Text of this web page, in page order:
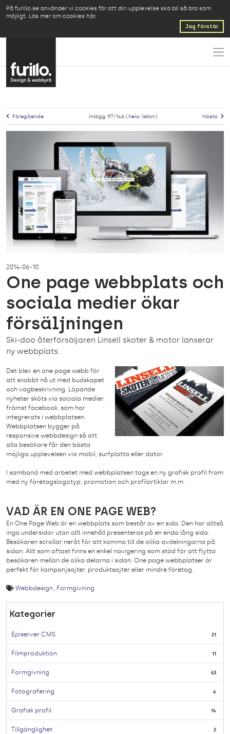
På furillo.se använder vi cookies för att din upplevelse ska bli så bra som
möjligt. Läs mer om cookies här.
Jag förstår
Föregående Inlägg 97/146 (hela listan) Nästa
2014-06-10
One page webbplats och
sociala medier ökar
försäljningen
Ski-doo återförsäljaren Linsell skoter & motor lanserar
ny webbplats.
Det blev en one page webb för
att snabbt nå ut med budskapet
och vägbeskrivning. Löpande
nyheter sköts via sociala medier,
främst facebook, som har
integrerats i webbplatsen.
Webbplatsen bygger på
responsive webbdesign så att
alla besökare får den bästa
möjliga upplevelsen via mobil, surfplatta eller dator.
I samband med arbetet med webbplatsen togs en ny grafisk profil fram
med ny företagslogotyp, promotion och profilartiklar m.m.
VAD ÄR EN ONE PAGE WEB?
En One Page Web är en webbplats som består av en sida. Den har alltså
inga undersidor utan allt innehåll presenteras på en enda lång sida.
Besökaren scrollar neråt för att komma till de olika avdelningarna på
sidan. Allt som oftast finns en enkel navigering som stöd för att flytta
besökaren mellan de olika delarna i sidan. One page webbplatser är
perfekt för kampanjsajter, produktsajter eller mindre företag.
Webbdesign Formgivning
Kategorier
Episerver CMS 21
Filmproduktion 11
Formgivning 53
Fotografering 6
Grafisk profil 14
Tillgänglighet 2